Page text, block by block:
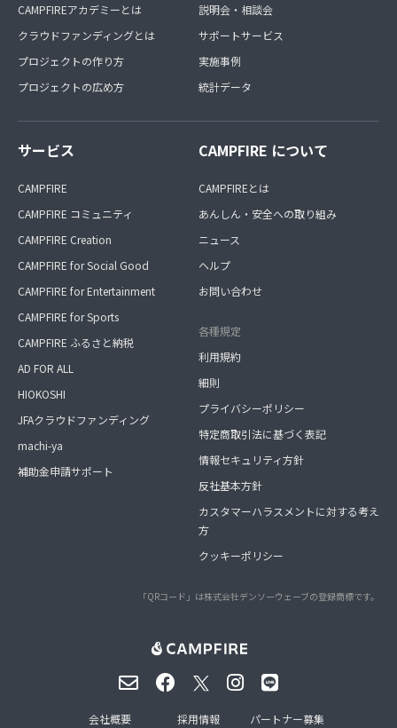
CAMPFIREアカデミーとは
クラウドファンディングとは
プロジェクトの作り方
プロジェクトの広め方
説明会・相談会
サポートサービス
実施事例
統計データ
サービス
CAMPFIRE
CAMPFIRE コミュニティ
CAMPFIRE Creation
CAMPFIRE for Social Good
CAMPFIRE for Entertainment
CAMPFIRE for Sports
CAMPFIRE ふるさと納税
AD FOR ALL
HIOKOSHI
JFAクラウドファンディング
machi-ya
補助金申請サポート
CAMPFIRE について
CAMPFIREとは
あんしん・安全への取り組み
ニュース
ヘルプ
お問い合わせ
各種規定
利用規約
細則
プライバシーポリシー
特定商取引法に基づく表記
情報セキュリティ方針
反社基本方針
カスタマーハラスメントに対する考え
方
クッキーポリシー
「QRコード」は株式会社デンソーウェーブの登録商標です。
会社概要 採用情報 パートナー募集